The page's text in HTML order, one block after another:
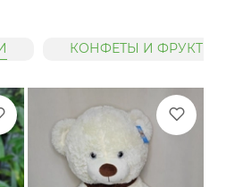
КОНФЕТЫ И ФРУКТЫ